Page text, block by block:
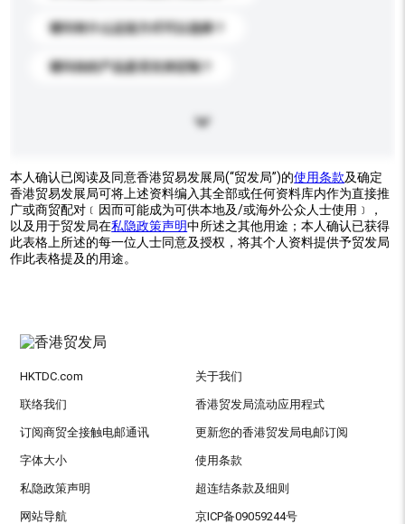
请问有什么运送方式可以选择？
请问你的产品是否支持定制？
本人确认已阅读及同意香港贸易发展局(“贸发局”)的使用条款及确定
香港贸易发展局可将上述资料编入其全部或任何资料库内作为直接推
广或商贸配对﹝因而可能成为可供本地及/或海外公众人士使用﹞，
以及用于贸发局在私隐政策声明中所述之其他用途；本人确认已获得
此表格上所述的每一位人士同意及授权，将其个人资料提供予贸发局
作此表格提及的用途。
HKTDC.com 关于我们
联络我们 香港贸发局流动应用程式
订阅商贸全接触电邮通讯 更新您的香港贸发局电邮订阅
字体大小 使用条款
私隐政策声明 超连结条款及细则
网站导航 京ICP备09059244号